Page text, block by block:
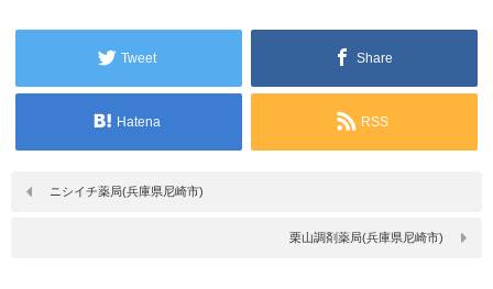
Tweet Share
Hatena RSS
ニシイチ薬局(兵庫県尼崎市)
栗山調剤薬局(兵庫県尼崎市)